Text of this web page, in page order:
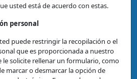
usted está de acuerdo con estas.
personal
puede restringir la recopilación o el
que es proporcionada a nuestro
le solicite rellenar un formulario, como
marcar o desmarcar la opción de